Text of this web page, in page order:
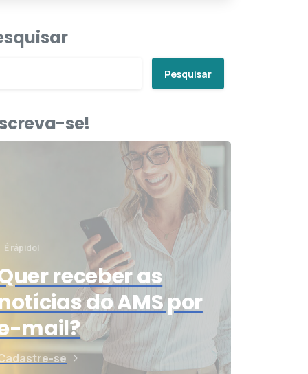
Pesquisar
se!
É rápido!
receber as
do AMS por
mail?
se